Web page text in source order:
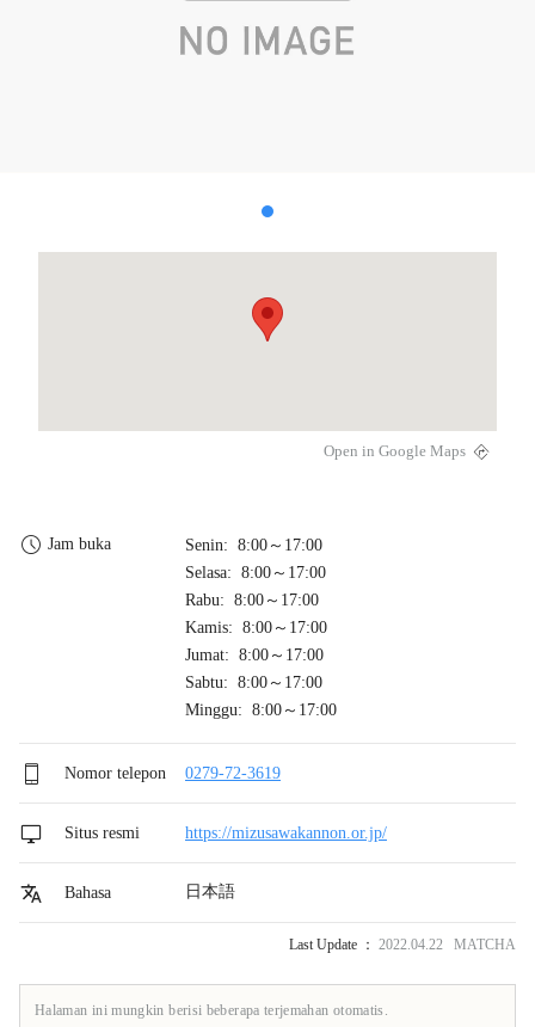
Open in Google Maps
Jam buka
Senin: 8:00～17:00
Selasa: 8:00～17:00
Rabu: 8:00～17:00
Kamis: 8:00～17:00
Jumat: 8:00～17:00
Sabtu: 8:00～17:00
Minggu: 8:00～17:00
Nomor telepon 0279-72-3619
Situs resmi https://mizusawakannon.or.jp/
Bahasa 日本語
Last Update ： 2022.04.22 MATCHA
Halaman ini mungkin berisi beberapa terjemahan otomatis.